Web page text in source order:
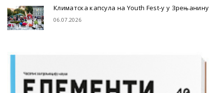
Климатска капсула на Youth Fest-у у Зрењанину
06.07.2026